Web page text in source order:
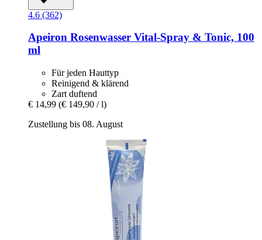
4.6 (362)
Apeiron Rosenwasser Vital-​Spray & Tonic, 100
ml
Für jeden Hauttyp
Reinigend & klärend
Zart duftend
€ 14,99 (€ 149,90 / l)
Zustellung bis 08. August